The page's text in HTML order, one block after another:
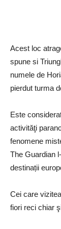
Acest loc
spune si
numele de
pierdut turma
Este
activităţi
fenomene
The Guardian
destinații
Cei care
fiori reci chiar